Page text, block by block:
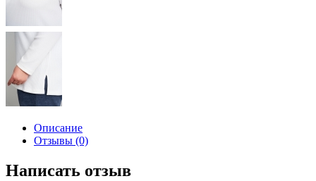
Описание
Отзывы (0)
Написать отзыв